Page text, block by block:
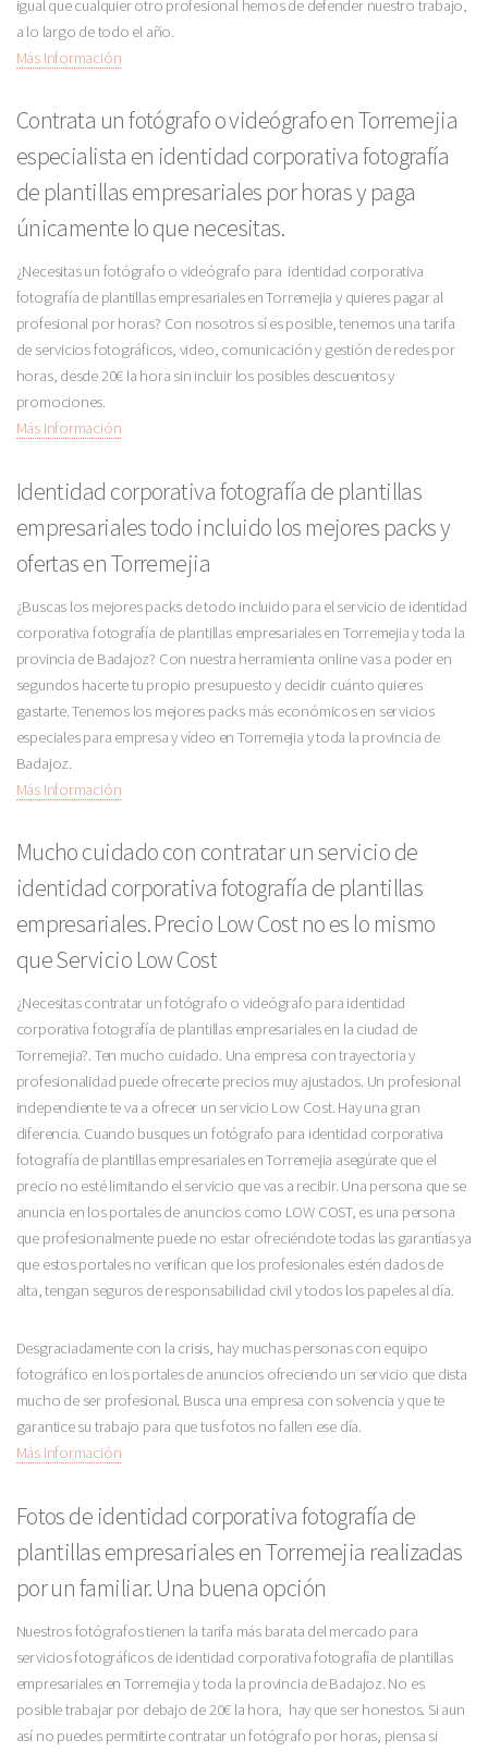
igual que cualquier otro profesional hemos de defender nuestro trabajo,
a lo largo de todo el año.
Más Información
Contrata un fotógrafo o videógrafo en Torremejia
especialista en identidad corporativa fotografía
de plantillas empresariales por horas y paga
únicamente lo que necesitas.
¿Necesitas un fotógrafo o videógrafo para identidad corporativa
fotografía de plantillas empresariales en Torremejia y quieres pagar al
profesional por horas? Con nosotros sí es posible, tenemos una tarifa
de servicios fotográficos, video, comunicación y gestión de redes por
horas, desde 20€ la hora sin incluir los posibles descuentos y
promociones.
Más Información
Identidad corporativa fotografía de plantillas
empresariales todo incluido los mejores packs y
ofertas en Torremejia
¿Buscas los mejores packs de todo incluido para el servicio de identidad
corporativa fotografía de plantillas empresariales en Torremejia y toda la
provincia de Badajoz? Con nuestra herramienta online vas a poder en
segundos hacerte tu propio presupuesto y decidir cuánto quieres
gastarte. Tenemos los mejores packs más económicos en servicios
especiales para empresa y vídeo en Torremejia y toda la provincia de
Badajoz.
Más Información
Mucho cuidado con contratar un servicio de
identidad corporativa fotografía de plantillas
empresariales. Precio Low Cost no es lo mismo
que Servicio Low Cost
¿Necesitas contratar un fotógrafo o videógrafo para identidad
corporativa fotografía de plantillas empresariales en la ciudad de
Torremejia?. Ten mucho cuidado. Una empresa con trayectoria y
profesionalidad puede ofrecerte precios muy ajustados. Un profesional
independiente te va a ofrecer un servicio Low Cost. Hay una gran
diferencia. Cuando busques un fotógrafo para identidad corporativa
fotografía de plantillas empresariales en Torremejia asegúrate que el
precio no esté limitando el servicio que vas a recibir. Una persona que se
anuncia en los portales de anuncios como LOW COST, es una persona
que profesionalmente puede no estar ofreciéndote todas las garantías ya
que estos portales no verifican que los profesionales estén dados de
alta, tengan seguros de responsabilidad civil y todos los papeles al día.
Desgraciadamente con la crisis, hay muchas personas con equipo
fotográfico en los portales de anuncios ofreciendo un servicio que dista
mucho de ser profesional. Busca una empresa con solvencia y que te
garantice su trabajo para que tus fotos no fallen ese día.
Más Información
Fotos de identidad corporativa fotografía de
plantillas empresariales en Torremejia realizadas
por un familiar. Una buena opción
Nuestros fotógrafos tienen la tarifa más barata del mercado para
servicios fotográficos de identidad corporativa fotografía de plantillas
empresariales en Torremejia y toda la provincia de Badajoz. No es
posible trabajar por debajo de 20€ la hora, hay que ser honestos. Si aun
así no puedes permitirte contratar un fotógrafo por horas, piensa si